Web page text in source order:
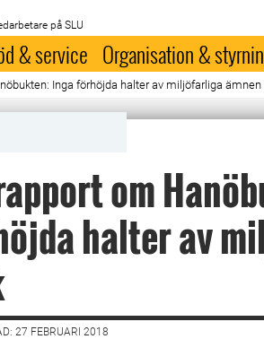
på SLU
& service Organisation &
Inga förhöjda halter av miljöfarliga
om
halter av
27 FEBRUARI 2018